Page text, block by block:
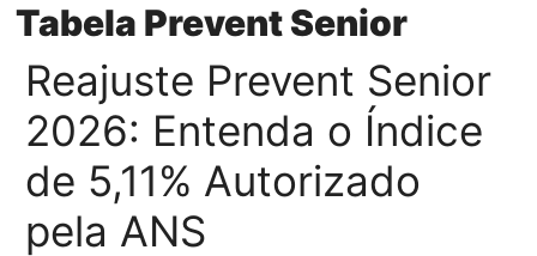
Tabela Prevent Senior
Reajuste Prevent Senior
2026: Entenda o Índice
de 5,11% Autorizado
pela ANS